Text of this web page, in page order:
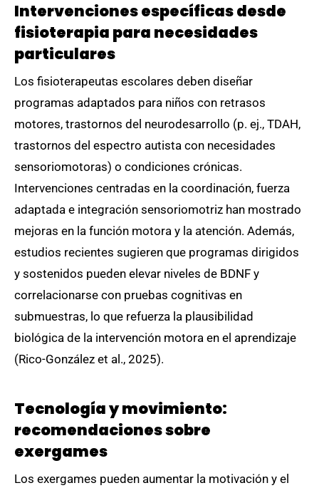
Intervenciones específicas desde
fisioterapia para necesidades
particulares
Los fisioterapeutas escolares deben diseñar
programas adaptados para niños con retrasos
motores, trastornos del neurodesarrollo (p. ej., TDAH,
trastornos del espectro autista con necesidades
sensoriomotoras) o condiciones crónicas.
Intervenciones centradas en la coordinación, fuerza
adaptada e integración sensoriomotriz han mostrado
mejoras en la función motora y la atención. Además,
estudios recientes sugieren que programas dirigidos
y sostenidos pueden elevar niveles de BDNF y
correlacionarse con pruebas cognitivas en
submuestras, lo que refuerza la plausibilidad
biológica de la intervención motora en el aprendizaje
(Rico-González et al., 2025).
Tecnología y movimiento:
recomendaciones sobre
exergames
Los exergames pueden aumentar la motivación y el